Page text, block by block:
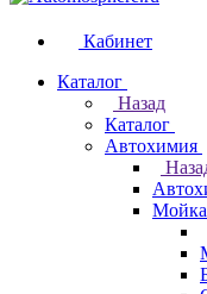
Кабинет
Каталог
Назад
Каталог
Автохимия
Мойка